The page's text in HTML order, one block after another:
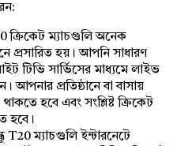
ক্রিকেট ম্যাচগুলি অনেক
প্রসারিত হয়। আপনি সাধারণ
টিভি সার্ভিসের মাধ্যমে লাইভ
আপনার প্রতিষ্ঠানে বা বাসায়
হবে এবং সংশ্লিষ্ট ক্রিকেট
হবে।
T20 ম্যাচগুলি ইন্টারনেটে